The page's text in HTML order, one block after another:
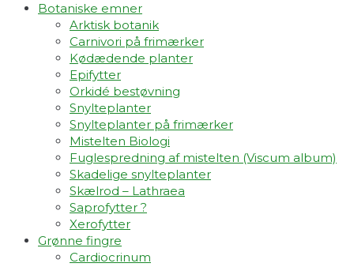
Botaniske emner
Arktisk botanik
Carnivori på frimærker
Kødædende planter
Epifytter
Orkidé bestøvning
Snylteplanter
Snylteplanter på frimærker
Mistelten Biologi
Fuglespredning af mistelten (Viscum album)​
Skadelige snylteplanter
Skælrod – Lathraea
Saprofytter ?
Xerofytter
Grønne fingre
Cardiocrinum